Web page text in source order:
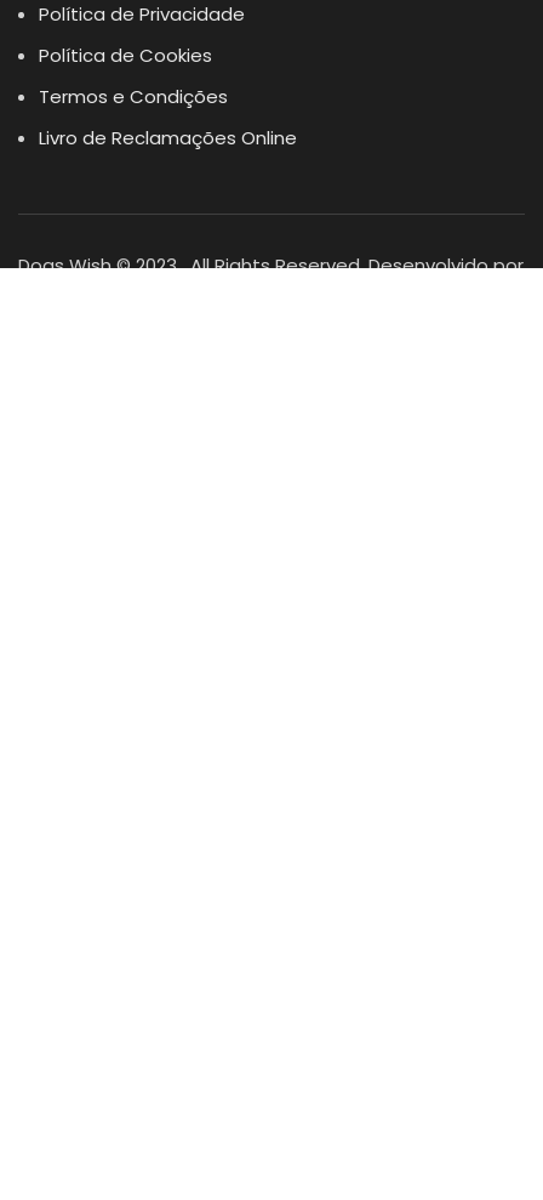
Política de Privacidade
Política de Cookies
Termos e Condições
Livro de Reclamações Online
Dogs Wish © 2023 . All Rights Reserved. Desenvolvido por